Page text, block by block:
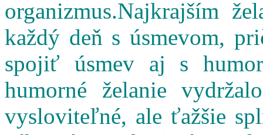
organizmus.Najkrajším
každý deň s úsmevom,
spojiť úsmev aj s
humorné želanie
vysloviteľné, ale ťažšie